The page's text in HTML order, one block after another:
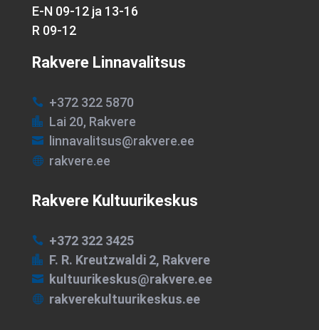
E-N 09-12 ja 13-16
R 09-12
Rakvere Linnavalitsus
 +372 322 5870
 Lai 20, Rakvere
 linnavalitsus@rakvere.ee
 rakvere.ee
Rakvere Kultuurikeskus
 +372 322 3425
 F. R. Kreutzwaldi 2, Rakvere
 kultuurikeskus@rakvere.ee
 rakverekultuurikeskus.ee